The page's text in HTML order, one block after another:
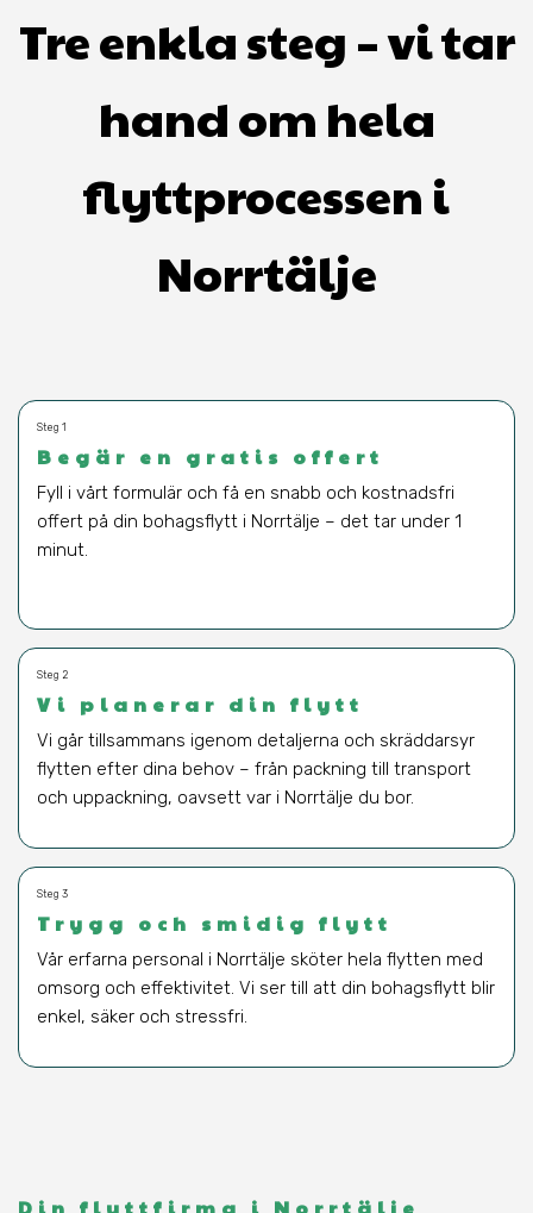
Tre enkla steg – vi tar
hand om hela
flyttprocessen i
Norrtälje
Steg 1
Begär en gratis offert
Fyll i vårt formulär och få en snabb och kostnadsfri
offert på din bohagsflytt i Norrtälje – det tar under 1
minut.
Steg 2
Vi planerar din flytt
Vi går tillsammans igenom detaljerna och skräddarsyr
flytten efter dina behov – från packning till transport
och uppackning, oavsett var i Norrtälje du bor.
Steg 3
Trygg och smidig flytt
Vår erfarna personal i Norrtälje sköter hela flytten med
omsorg och effektivitet. Vi ser till att din bohagsflytt blir
enkel, säker och stressfri.
Din flyttfirma i Norrtälje